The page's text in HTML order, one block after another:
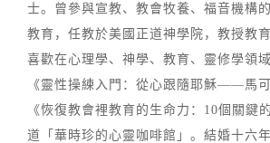
士。曾參與宣教、教會牧養、福音機構
教育，任教於美國正道神學院，教授教
喜歡在心理學、神學、教育、靈修學領
《靈性操練入門：從心跟隨耶穌——馬可
《恢復教會裡教育的生命力：10個關鍵
道「華時珍的心靈咖啡館」。結婚十六